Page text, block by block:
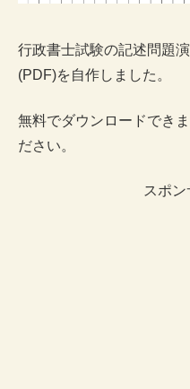
行政書士試験の記述問題
(PDF)を自作しました。
無料でダウンロードでき
ださい。
スポン